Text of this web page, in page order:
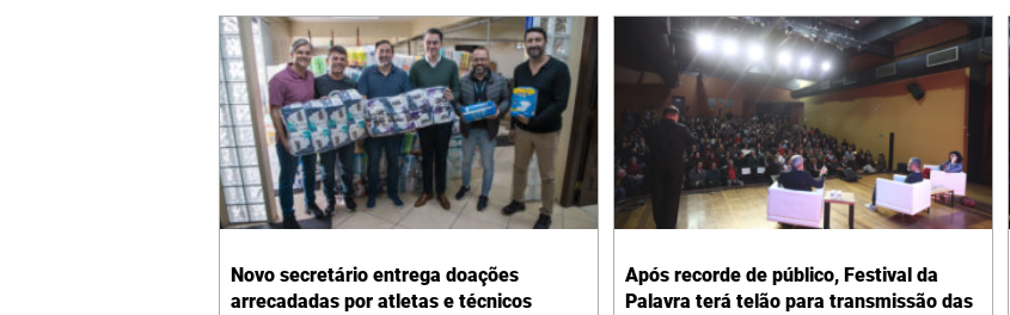
Novo secretário entrega doações
arrecadadas por atletas e técnicos
Após recorde de público, Festival da
Palavra terá telão para transmissão das